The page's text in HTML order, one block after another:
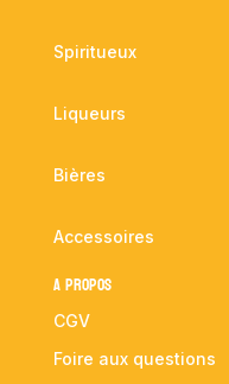
Spiritueux
Liqueurs
Bières
Accessoires
A propos
CGV
Foire aux questions